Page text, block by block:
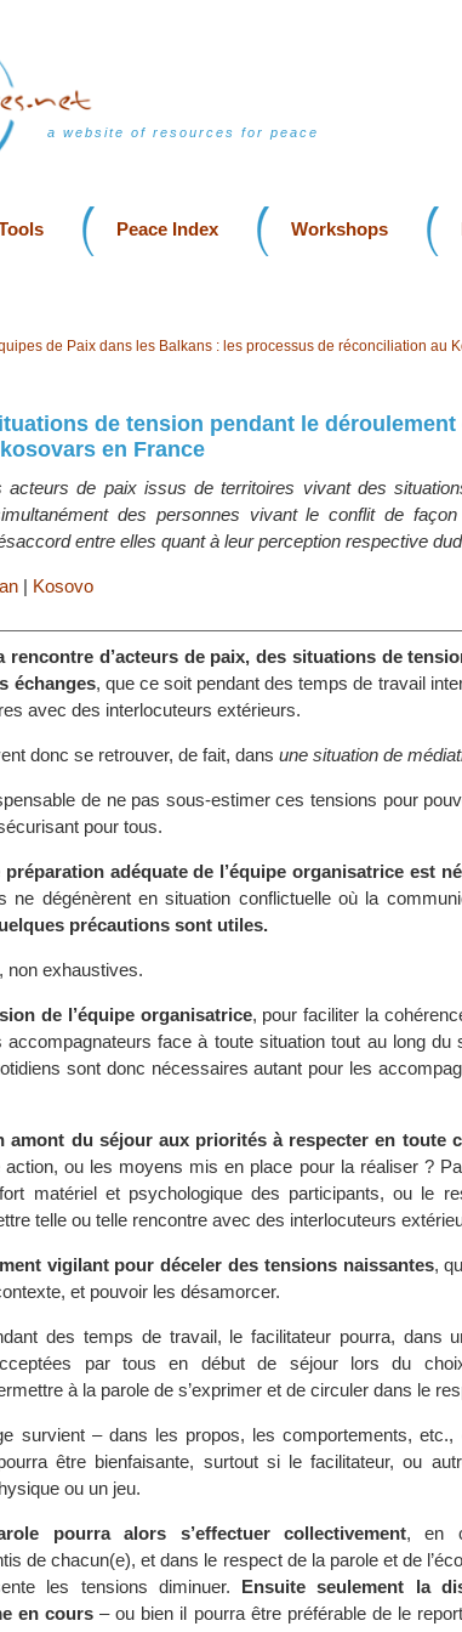
a website of resources for peace
Peace Index Workshops
de Paix dans les Balkans : les processus de réconciliation au
de tension pendant le
en France
acteurs de paix issus de territoires vivant des
des personnes vivant le conflit de
entre elles quant à leur perception respective
| Kosovo
rencontre d’acteurs de paix, des situations de
échanges, que ce soit pendant des temps de travail
avec des interlocuteurs extérieurs.
donc se retrouver, de fait, dans une situation de
de ne pas sous-estimer ces tensions pour
pour tous.
adéquate de l’équipe organisatrice est
ne dégénèrent en situation conflictuelle où la
précautions sont utiles.
non exhaustives.
de l’équipe organisatrice, pour faciliter la
accompagnateurs face à toute situation tout au long du
sont donc nécessaires autant pour les
amont du séjour aux priorités à respecter en toute
action, ou les moyens mis en place pour la réaliser ?
matériel et psychologique des participants, ou le
telle ou telle rencontre avec des interlocuteurs
vigilant pour déceler des tensions naissantes,
et pouvoir les désamorcer.
des temps de travail, le facilitateur pourra, dans
par tous en début de séjour lors du
à la parole de s’exprimer et de circuler dans le
survient – dans les propos, les comportements, etc.,
être bienfaisante, surtout si le facilitateur, ou
ou un jeu.
pourra alors s’effectuer collectivement, en
de chacun(e), et dans le respect de la parole et de
les tensions diminuer. Ensuite seulement la
en cours – ou bien il pourra être préférable de le